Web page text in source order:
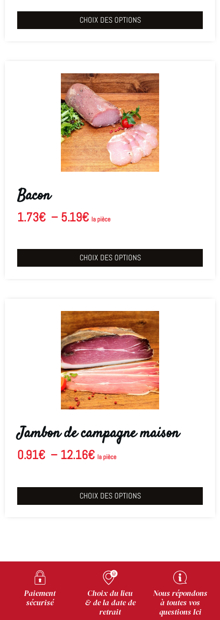
CHOIX DES OPTIONS
Bacon
1.73€ – 5.19€ la pièce
CHOIX DES OPTIONS
Jambon de campagne maison
0.91€ – 12.16€ la pièce
CHOIX DES OPTIONS
Paiement
sécurisé
Choix du lieu
& de la date de
retrait
Nous répondons
à toutes vos
questions Ici